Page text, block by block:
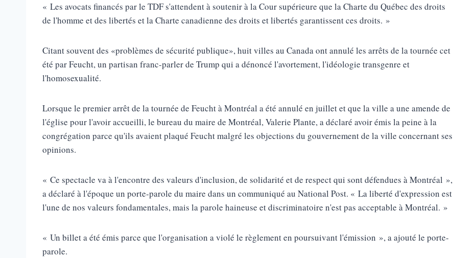
« Les avocats financés par le TDF s'attendent à soutenir à la Cour supérieure que la Charte du Québec des droits
de l'homme et des libertés et la Charte canadienne des droits et libertés garantissent ces droits. »
Citant souvent des «problèmes de sécurité publique», huit villes au Canada ont annulé les arrêts de la tournée cet
été par Feucht, un partisan franc-parler de Trump qui a dénoncé l'avortement, l'idéologie transgenre et
l'homosexualité.
Lorsque le premier arrêt de la tournée de Feucht à Montréal a été annulé en juillet et que la ville a une amende de
l'église pour l'avoir accueilli, le bureau du maire de Montréal, Valerie Plante, a déclaré avoir émis la peine à la
congrégation parce qu'ils avaient plaqué Feucht malgré les objections du gouvernement de la ville concernant ses
opinions.
« Ce spectacle va à l'encontre des valeurs d'inclusion, de solidarité et de respect qui sont défendues à Montréal »,
a déclaré à l'époque un porte-parole du maire dans un communiqué au National Post. « La liberté d'expression est
l'une de nos valeurs fondamentales, mais la parole haineuse et discriminatoire n'est pas acceptable à Montréal. »
« Un billet a été émis parce que l'organisation a violé le règlement en poursuivant l'émission », a ajouté le porte-
parole.